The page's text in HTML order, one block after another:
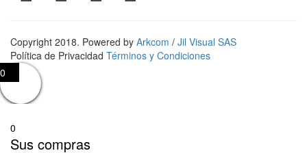
Copyright 2018. Powered by Arkcom / Jil Visual SAS
Política de Privacidad Términos y Condiciones
0
0
Sus compras